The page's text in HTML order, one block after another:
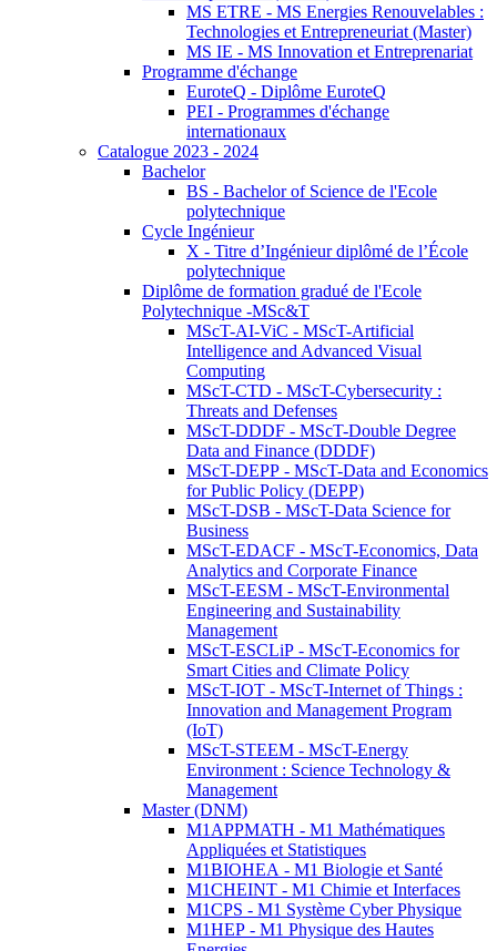
MS ETRE - MS Energies Renouvelables :
Technologies et Entrepreneuriat (Master)
MS IE - MS Innovation et Entreprenariat
Programme d'échange
EuroteQ - Diplôme EuroteQ
PEI - Programmes d'échange
internationaux
Catalogue 2023 - 2024
Bachelor
BS - Bachelor of Science de l'Ecole
polytechnique
Cycle Ingénieur
X - Titre d’Ingénieur diplômé de l’École
polytechnique
Diplôme de formation gradué de l'Ecole
Polytechnique -MSc&T
MScT-AI-ViC - MScT-Artificial
Intelligence and Advanced Visual
Computing
MScT-CTD - MScT-Cybersecurity :
Threats and Defenses
MScT-DDDF - MScT-Double Degree
Data and Finance (DDDF)
MScT-DEPP - MScT-Data and Economics
for Public Policy (DEPP)
MScT-DSB - MScT-Data Science for
Business
MScT-EDACF - MScT-Economics, Data
Analytics and Corporate Finance
MScT-EESM - MScT-Environmental
Engineering and Sustainability
Management
MScT-ESCLiP - MScT-Economics for
Smart Cities and Climate Policy
MScT-IOT - MScT-Internet of Things :
Innovation and Management Program
(IoT)
MScT-STEEM - MScT-Energy
Environment : Science Technology &
Management
Master (DNM)
M1APPMATH - M1 Mathématiques
Appliquées et Statistiques
M1BIOHEA - M1 Biologie et Santé
M1CHEINT - M1 Chimie et Interfaces
M1CPS - M1 Système Cyber Physique
M1HEP - M1 Physique des Hautes